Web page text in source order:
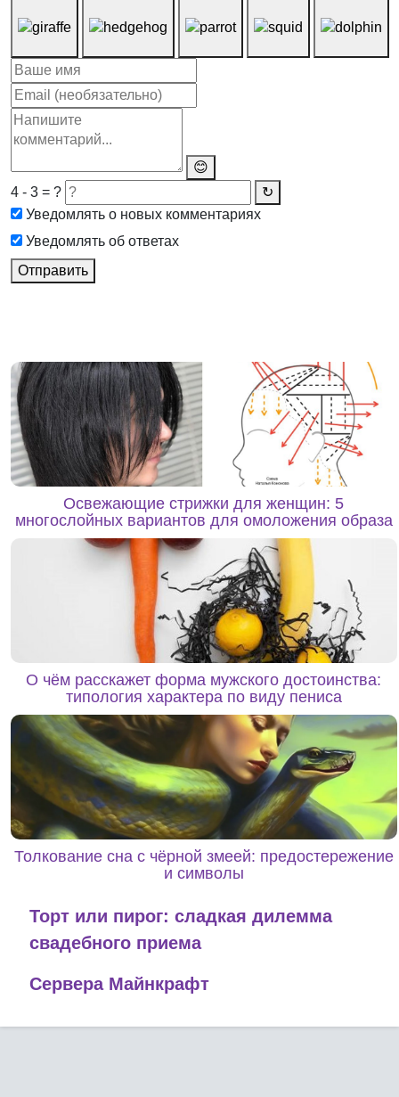
😊
4 - 3 = ?
↻
Уведомлять о новых комментариях
Уведомлять об ответах
Отправить
Освежающие стрижки для женщин: 5
многослойных вариантов для омоложения образа
О чём расскажет форма мужского достоинства:
типология характера по виду пениса
Толкование сна с чёрной змеей: предостережение
и символы
Торт или пирог: сладкая дилемма
свадебного приема
Сервера Майнкрафт